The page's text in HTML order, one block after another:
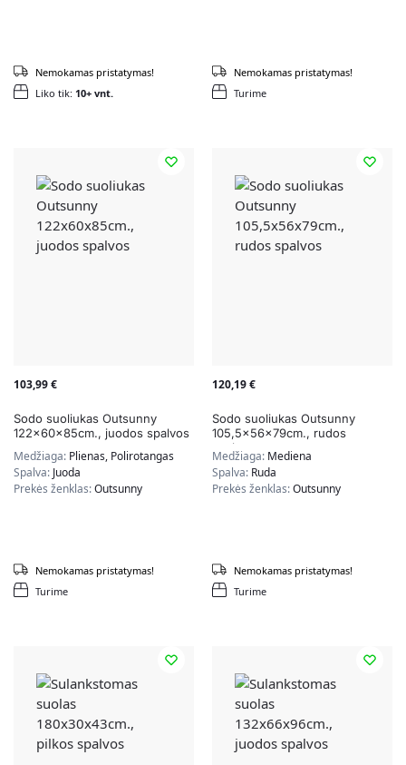
Liko tik: 10+ vnt.
Nemokamas pristatymas!
Turime
Nemokamas pristatymas!
103,99€
Sodo suoliukas Outsunny
122x60x85cm., juodos spalvos
Medžiaga: Plienas, Polirotangas
Spalva: Juoda
Prekės ženklas:Outsunny
Turime
Nemokamas pristatymas!
120,19€
Sodo suoliukas Outsunny
105,5x56x79cm., rudos
spalvos
Medžiaga: Mediena
Spalva: Ruda
Prekės ženklas:Outsunny
Turime
Nemokamas pristatymas!